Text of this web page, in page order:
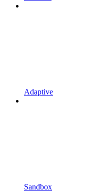
Adaptive
Sandbox